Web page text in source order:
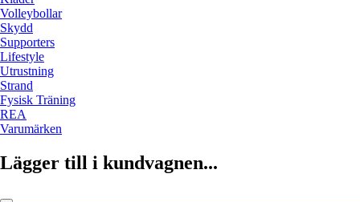
Volleybollar
Skydd
Supporters
Lifestyle
Utrustning
Strand
Fysisk Träning
REA
Varumärken
Lägger till i kundvagnen...